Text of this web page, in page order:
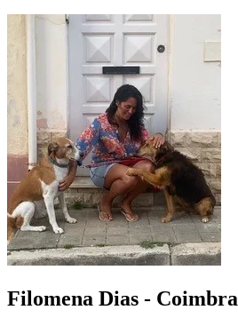
Filomena Dias - Coimbra